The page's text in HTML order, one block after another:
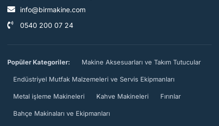
info@birmakine.com
0540 200 07 24
Popüler Kategoriler: Makine Aksesuarları ve Takım Tutucular
Endüstriyel Mutfak Malzemeleri ve Servis Ekipmanları
Metal işleme Makineleri Kahve Makineleri Fırınlar
Bahçe Makinaları ve Ekipmanları